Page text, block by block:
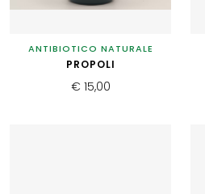
ANTIBIOTICO NATURALE
PROPOLI
€ 15,00